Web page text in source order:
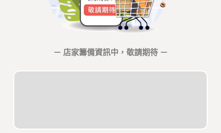
－ 店家籌備資訊中，敬請期待 －